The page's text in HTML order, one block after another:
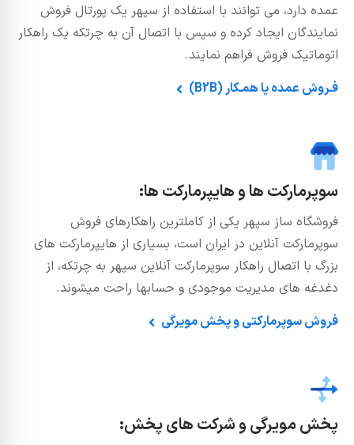
عمده دارد، می توانند با استفاده از سپهر یک پورتال فروش
نمایندگان ایجاد کرده و سپس با اتصال آن به چرتکه یک راهکار
اتوماتیک فروش فراهم نمایند.
فـروش عمده یا همـکار (B2B)
سوپرمارکت ها و هایپرمارکت ها:
فروشگاه ساز سپهر یکی از کاملترین راهکارهای فروش
سوپرمارکت آنلاین در ایران است، بسیاری از هایپرمارکت های
بزرگ با اتصال راهکار سوپرمارکت آنلاین سپهر به چرتکه، از
دغدغه های مدیریت موجودی و حسابها راحت میشوند.
فروش سوپرمارکتی و پخش مویرگی
پخش مویرگی و شرکت های پخش: